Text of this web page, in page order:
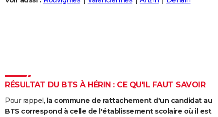
Carte de Noël
Carte Bonne année
Carte Saint-Valentin
Carte Pâques
Carte d'anniversaire
Dictionnaire
Biographies
Citations
Expressions
Proverbes
PROGRAMME TV
RÉSULTAT DU BTS À HÉRIN : CE QU'IL FAUT SAVOIR
Pour rappel, la commune de rattachement d'un candidat au
BTS correspond à celle de l'établissement scolaire où il est